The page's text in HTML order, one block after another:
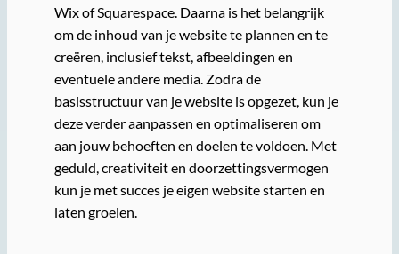
Wix of Squarespace. Daarna is het belangrijk
om de inhoud van je website te plannen en te
creëren, inclusief tekst, afbeeldingen en
eventuele andere media. Zodra de
basisstructuur van je website is opgezet, kun je
deze verder aanpassen en optimaliseren om
aan jouw behoeften en doelen te voldoen. Met
geduld, creativiteit en doorzettingsvermogen
kun je met succes je eigen website starten en
laten groeien.